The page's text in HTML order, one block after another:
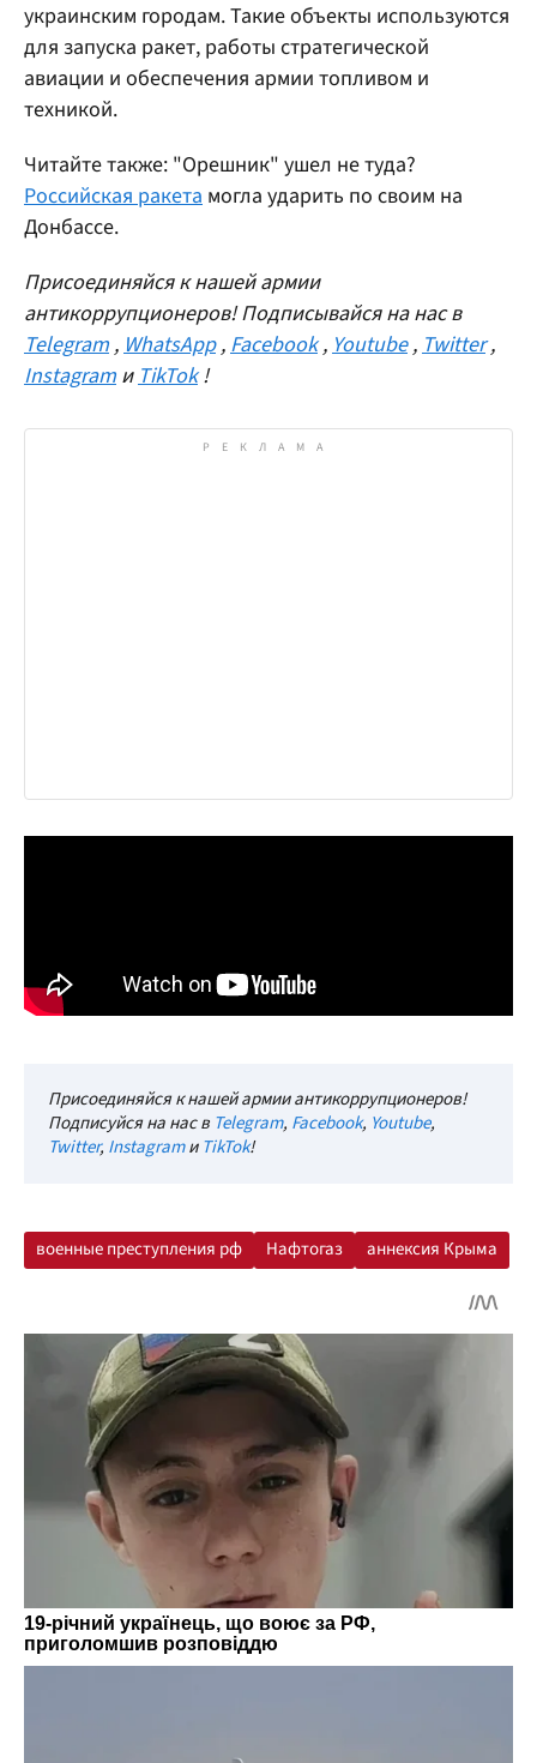
украинским городам. Такие объекты используются
для запуска ракет, работы стратегической
авиации и обеспечения армии топливом и
техникой.
Читайте также: "Орешник" ушел не туда?
Российская ракета могла ударить по своим на
Донбассе.
Присоединяйся к нашей армии
антикоррупционеров! Подписывайся на нас в
Telegram , WhatsApp , Facebook , Youtube , Twitter ,
Instagram и TikTok !
Присоединяйся к нашей армии антикоррупционеров!
Подписуйся на нас в Telegram, Facebook, Youtube,
Twitter, InstagramиTikTok!
военные преступления рф Нафтогаз аннексия Крыма